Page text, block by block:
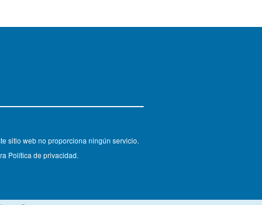
sitio web no proporciona ningún servicio.
Política de privacidad.